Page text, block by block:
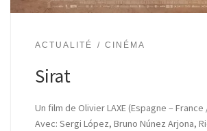
ACTUALITÉ CINÉMA
Sirat
Un film de Olivier LAXE (Espagne – France
Avec: Sergi López, Bruno Núnez Arjona,